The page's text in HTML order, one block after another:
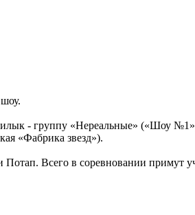
- группу «Нереальные» («Шоу
«Фабрика звезд»).
Всего в соревновании примут